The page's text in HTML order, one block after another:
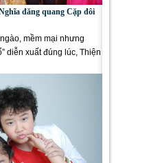
đăng quang Cặp đôi
mềm mại nhưng
diễn xuất đúng lúc, Thiện